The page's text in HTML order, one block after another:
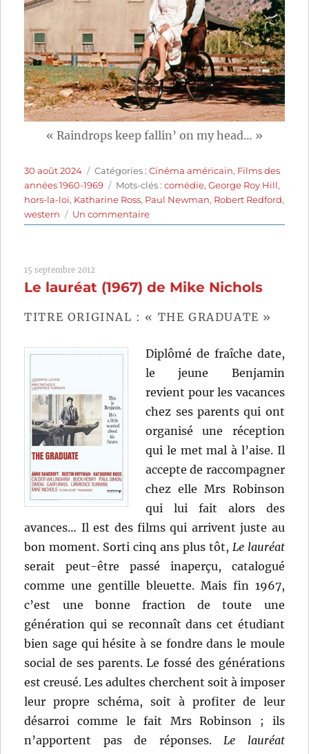
« Raindrops keep fallin’ on my head… »
Publié
le
30 août 2024 Catégories
Catégories :Cinéma américain, Films des
années 1960-1969
Étiquettes
Mots-clés :comédie,George Roy Hill,
hors-la-loi, Katharine Ross, Paul Newman, Robert Redford,
western
Un commentairesur
Butch
Kid
de
Hill
15 septembre 2012
Le lauréat (1967) de Mike Nichols
TITRE ORIGINAL : « THE GRADUATE »
Diplômé de fraîche date,
le jeune Benjamin
revient pour les vacances
chez ses parents qui ont
organisé une réception
qui le met mal à l’aise. Il
accepte de raccompagner
chez elle Mrs Robinson
qui lui fait alors des
avances… Il est des films qui arrivent juste au
bon moment. Sorti cinq ans plus tôt, Le lauréat
serait peut-être passé inaperçu, catalogué
comme une gentille bleuette. Mais fin 1967,
c’est une bonne fraction de toute une
génération qui se reconnaît dans cet étudiant
bien sage qui hésite à se fondre dans le moule
social de ses parents. Le fossé des générations
est creusé. Les adultes cherchent soit à imposer
leur propre schéma, soit à profiter de leur
désarroi comme le fait Mrs Robinson ; ils
n’apportent pas de réponses.Le lauréat